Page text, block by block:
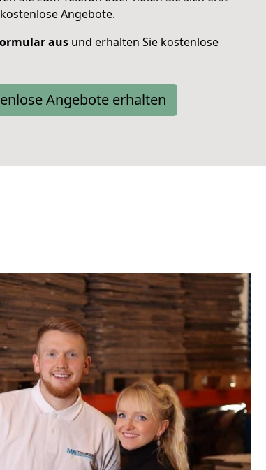
Angebote.
aus und erhalten Sie kostenlose
Angebote erhalten